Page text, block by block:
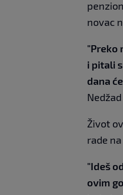
novac
"Preko
i pitali
dana
Život
rade
"Ideš
ovim